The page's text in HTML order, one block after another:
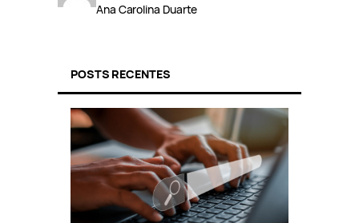
Ana Carolina Duarte
POSTS RECENTES